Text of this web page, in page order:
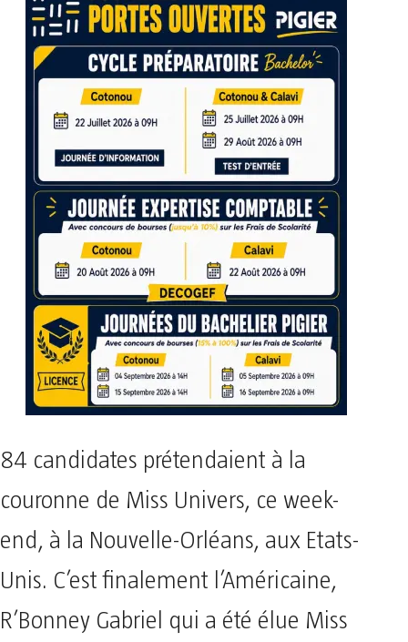
84 candidates prétendaient à la
couronne de Miss Univers, ce week-
end, à la Nouvelle-Orléans, aux Etats-
Unis. C’est finalement l’Américaine,
R’Bonney Gabriel qui a été élue Miss